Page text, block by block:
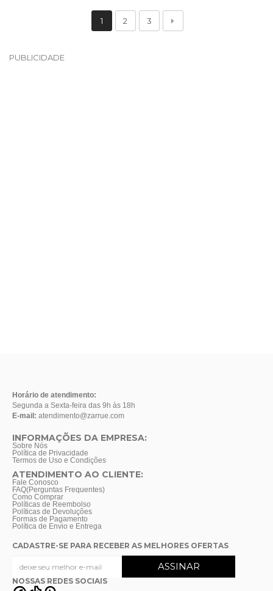
1 2 3
PUBLICIDADE
Horário de atendimento:
Segunda a Sexta-feira das 9h às 18h
E-mail: atendimento@zarrue.com
INFORMAÇÕES DA EMPRESA:
Sobre Nós
Política de Privacidade
Termos de Uso e Condições
ATENDIMENTO AO CLIENTE:
Fale Conosco
FAQ(Perguntas Frequentes)
Como Comprar
Políticas de Reembolso
Políticas de Devoluções
Formas de Pagamento
Política de Envio e Entrega
CADASTRE-SE PARA RECEBER AS MELHORES OFERTAS
NOSSAS REDES SOCIAIS